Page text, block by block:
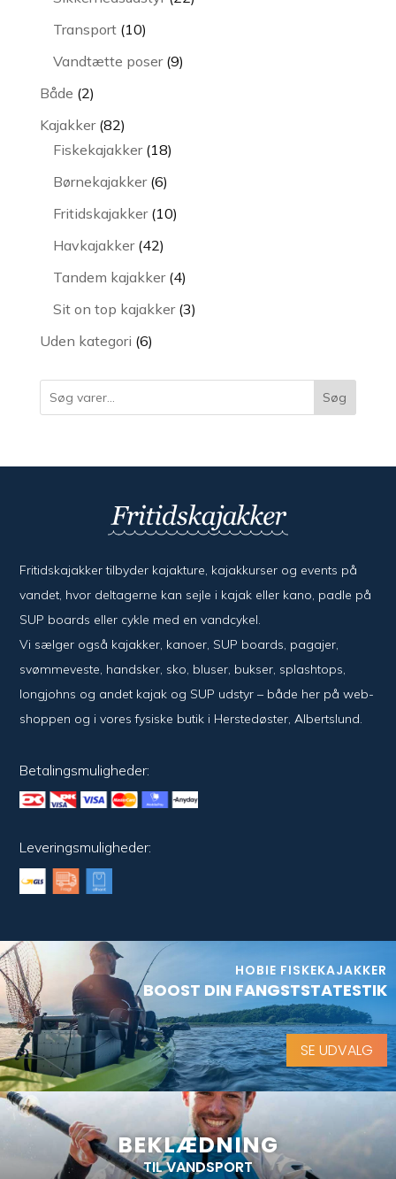
Transport 1010
varer
Vandtætte poser 99
Både 22
varer
Kajakker 8282
varer
Fiskekajakker 1818
Børnekajakker 66
varer
Fritidskajakker 1010
Havkajakker 4242
varer
Tandem kajakker 44
varer
Sit on top kajakker 33
Uden kategori 66
Søg
Fritidskajakker tilbyder kajak­ture, kajak­kurser og events på
vandet, hvor del­ta­ger­ne kan sejle i kajak eller kano, padle på
SUP boards eller cykle med en vand­cykel.
Vi sælger også kajak­ker, kanoer, SUP boards, pagajer,
svømme­veste, hand­sker, sko, bluser, bukser, splash­tops,
long­johns og andet kajak og SUP udstyr – både her på web­
shoppen og i vores fysiske butik i Her­sted­øster, Alberts­lund.
Betalingsmuligheder:
Leveringsmuligheder:
HOBIE FISKEKAJAKKER
BOOST DIN FANGSTSTATESTIK
SE UDVALG
BEKLÆDNING
TIL VANDSPORT